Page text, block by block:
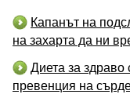
Капанът на
на захарта да ни
Диета за здраво
превенция на